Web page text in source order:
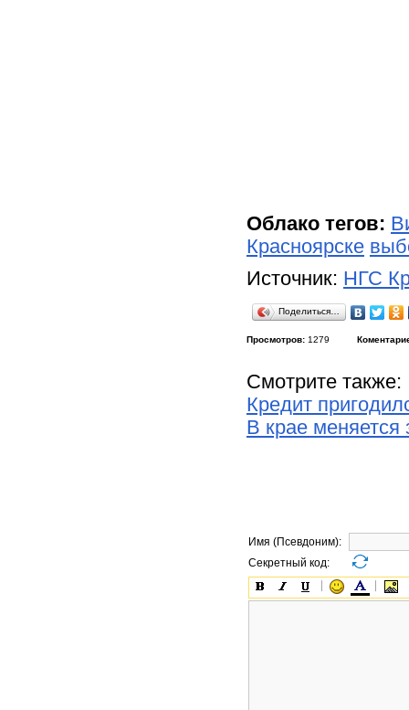
Облако тегов:
Красноярске
Источник: НГС
Поделиться…
Просмотров: 1279
Смотрите также:
Кредит
В крае меняется
Имя (Псевдоним):
Секретный код: